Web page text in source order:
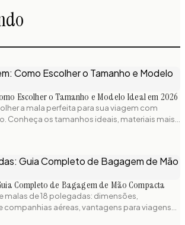
Escolher o Tamanho e Modelo Ideal em 2026
a mala perfeita para sua viagem com
Conheça os tamanhos ideais, materiais mais
de bagagem para viajar sem
Completo de Bagagem de Mão Compacta
malas de 18 polegadas: dimensões,
aéreas, vantagens para viagens
modelos compactos disponíveis. Guia prático